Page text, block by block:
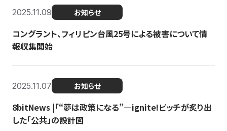
2025.11.09 お知らせ
コングラント、フィリピン台風25号による被害について情
報収集開始
2025.11.07 お知らせ
8bitNews |「“夢は政策になる”—ignite!ピッチが炙り出
した「公共」の設計図